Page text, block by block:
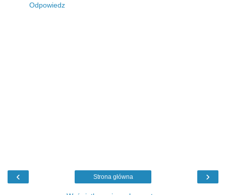
Odpowiedz
‹ ›
Strona główna